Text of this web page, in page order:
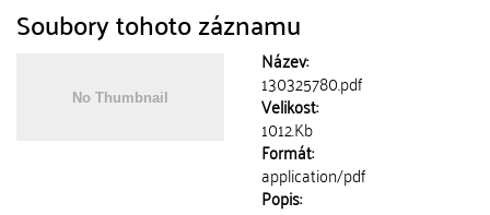
Soubory tohoto záznamu
Název:
130325780.pdf
Velikost:
1012.Kb
Formát:
application/pdf
Popis: